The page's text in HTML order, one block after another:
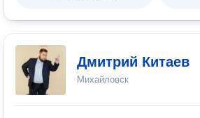
Дмитрий Китаев
Михайловск